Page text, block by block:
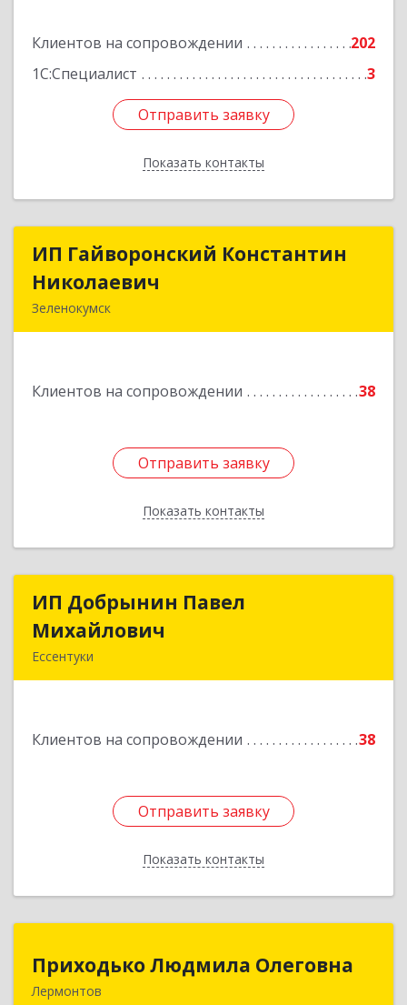
Клиентов на сопровождении
202
1С:Специалист
3
Отправить заявку
Показать контакты
Подробнее
Отправить заявку
Назад
ИП Гайворонский Константин
Николаевич
Зеленокумск
Клиентов на сопровождении 38
Отправить заявку
Показать контакты
ИП Гайворонский Константин
Подробнее
Отправить заявку
Назад
ИП Добрынин Павел
Михайлович
Ессентуки
Клиентов на сопровождении 38
Отправить заявку
Показать контакты
ИП Добрынин Павел
Отправить заявку
Назад
Приходько Людмила Олеговна
Лермонтов
357341, Лермонтов г, П.Лумумбы ул, дом №